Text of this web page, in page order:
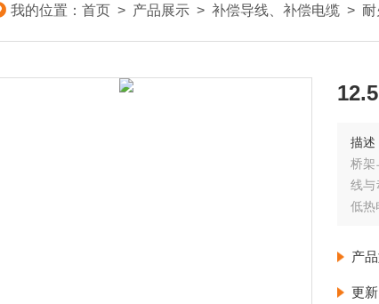
我的位置： 首页 > 产品展示 > 补偿导线、补偿电缆 > 耐
描述
桥架
线与
低热
产
更新